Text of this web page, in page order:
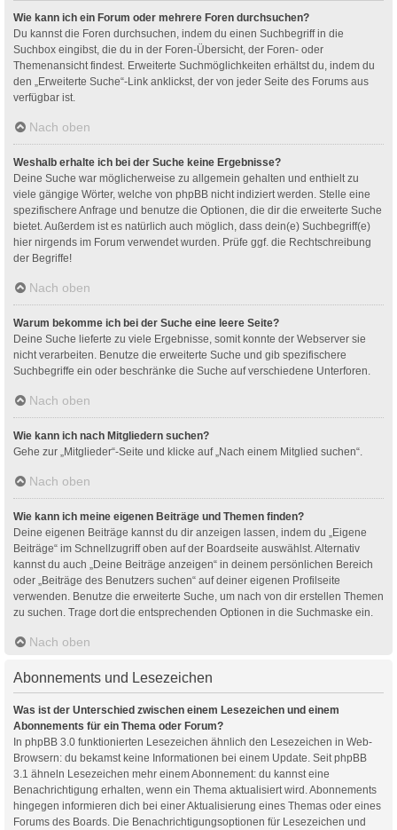
Wie kann ich ein Forum oder mehrere Foren durchsuchen?
Du kannst die Foren durchsuchen, indem du einen Suchbegriff in die
Suchbox eingibst, die du in der Foren-Übersicht, der Foren- oder
Themenansicht findest. Erweiterte Suchmöglichkeiten erhältst du, indem du
den „Erweiterte Suche“-Link anklickst, der von jeder Seite des Forums aus
verfügbar ist.
Nach oben
Weshalb erhalte ich bei der Suche keine Ergebnisse?
Deine Suche war möglicherweise zu allgemein gehalten und enthielt zu
viele gängige Wörter, welche von phpBB nicht indiziert werden. Stelle eine
spezifischere Anfrage und benutze die Optionen, die dir die erweiterte Suche
bietet. Außerdem ist es natürlich auch möglich, dass dein(e) Suchbegriff(e)
hier nirgends im Forum verwendet wurden. Prüfe ggf. die Rechtschreibung
der Begriffe!
Nach oben
Warum bekomme ich bei der Suche eine leere Seite?
Deine Suche lieferte zu viele Ergebnisse, somit konnte der Webserver sie
nicht verarbeiten. Benutze die erweiterte Suche und gib spezifischere
Suchbegriffe ein oder beschränke die Suche auf verschiedene Unterforen.
Nach oben
Wie kann ich nach Mitgliedern suchen?
Gehe zur „Mitglieder“-Seite und klicke auf „Nach einem Mitglied suchen“.
Nach oben
Wie kann ich meine eigenen Beiträge und Themen finden?
Deine eigenen Beiträge kannst du dir anzeigen lassen, indem du „Eigene
Beiträge“ im Schnellzugriff oben auf der Boardseite auswählst. Alternativ
kannst du auch „Deine Beiträge anzeigen“ in deinem persönlichen Bereich
oder „Beiträge des Benutzers suchen“ auf deiner eigenen Profilseite
verwenden. Benutze die erweiterte Suche, um nach von dir erstellen Themen
zu suchen. Trage dort die entsprechenden Optionen in die Suchmaske ein.
Nach oben
Abonnements und Lesezeichen
Was ist der Unterschied zwischen einem Lesezeichen und einem
Abonnements für ein Thema oder Forum?
In phpBB 3.0 funktionierten Lesezeichen ähnlich den Lesezeichen in Web-
Browsern: du bekamst keine Informationen bei einem Update. Seit phpBB
3.1 ähneln Lesezeichen mehr einem Abonnement: du kannst eine
Benachrichtigung erhalten, wenn ein Thema aktualisiert wird. Abonnements
hingegen informieren dich bei einer Aktualisierung eines Themas oder eines
Forums des Boards. Die Benachrichtigungsoptionen für Lesezeichen und